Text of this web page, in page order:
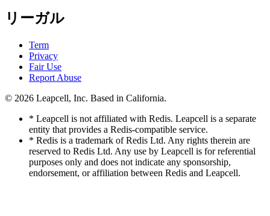
リーガル
Term
Privacy
Fair Use
Report Abuse
© 2026 Leapcell, Inc. Based in California.
* Leapcell is not affiliated with Redis. Leapcell is a separate
entity that provides a Redis-compatible service.
* Redis is a trademark of Redis Ltd. Any rights therein are
reserved to Redis Ltd. Any use by Leapcell is for referential
purposes only and does not indicate any sponsorship,
endorsement, or affiliation between Redis and Leapcell.